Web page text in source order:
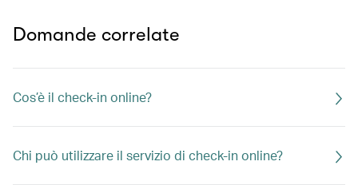
Domande correlate
Cos’è il check-in online?
Chi può utilizzare il servizio di check-in online?